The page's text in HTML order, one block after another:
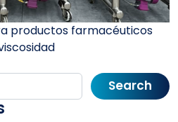
productos farmacéuticos
Search